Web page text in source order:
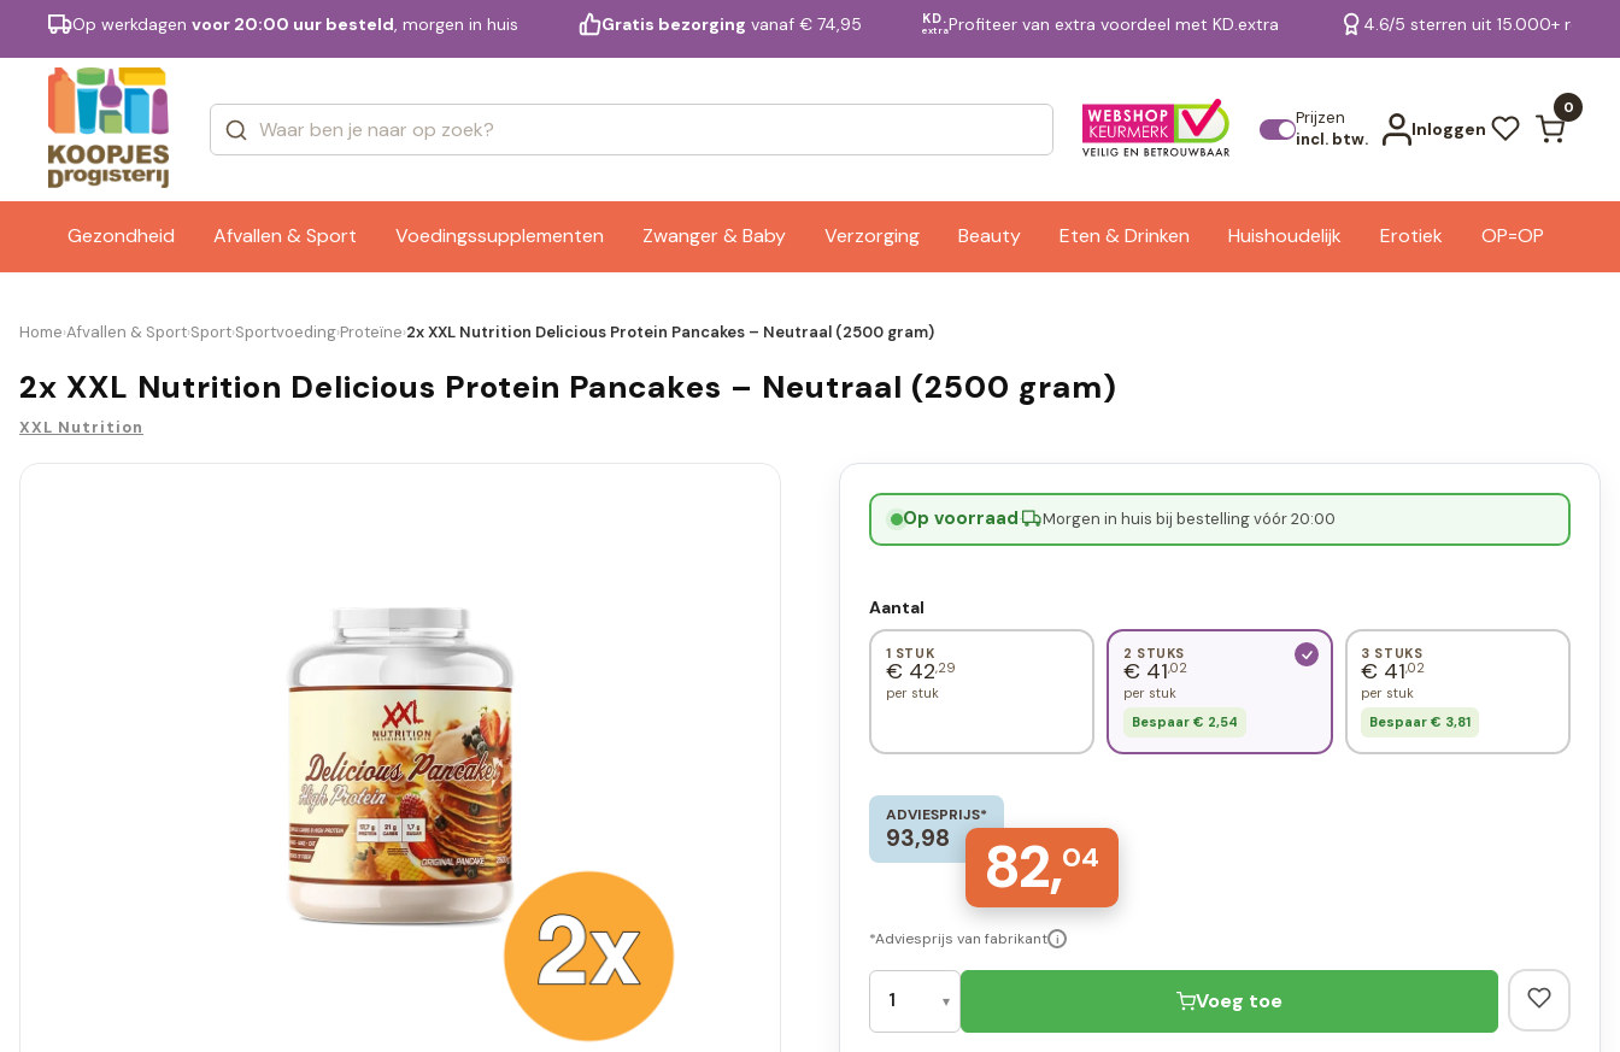
Op werkdagen voor 20:00 uur besteld, morgen in huis Gratis bezorging vanaf € 74,95 KD.
extraProfiteer van extra voordeel met KD.extra 4.6/5 sterren uit 15.000+
Prijzen
incl. btw.
Inloggen
0
Gezondheid Afvallen & Sport Voedingssupplementen Zwanger & Baby Verzorging Beauty Eten & Drinken Huishoudelijk Erotiek OP=OP
Merken Bekijk alle resultaten
Home›Afvallen & Sport›Sport›Sportvoeding›Proteïne›2x XXL Nutrition Delicious Protein Pancakes – Neutraal (2500 gram)
2x XXL Nutrition Delicious Protein Pancakes – Neutraal (2500 gram)
XXL Nutrition
Op voorraad· Morgen in huis bij bestelling vóór 20:00
Aantal
1 STUK
€ 42,29
per stuk
2 STUKS
€ 41,02
per stuk
Bespaar € 2,54
3 STUKS
€ 41,02
per stuk
Bespaar € 3,81
ADVIESPRIJS*
93,98 82,04
*Adviesprijs van fabrikant i
Voeg toe